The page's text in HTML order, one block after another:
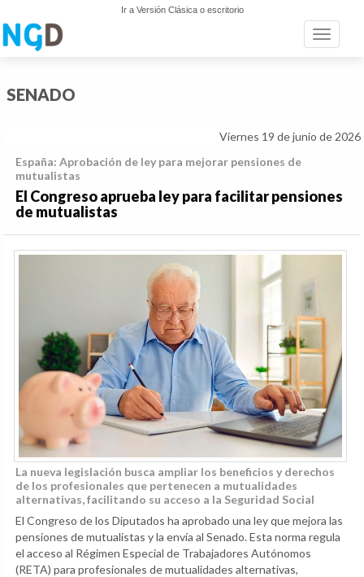
Ir a Versión Clásica o escritorio
Toggle
SENADO
Viernes 19 de junio de 2026
España: Aprobación de ley para mejorar pensiones de
mutualistas
El Congreso aprueba ley para facilitar pensiones
de mutualistas
La nueva legislación busca ampliar los beneficios y derechos
de los profesionales que pertenecen a mutualidades
alternativas, facilitando su acceso a la Seguridad Social
El Congreso de los Diputados ha aprobado una ley que mejora las
pensiones de mutualistas y la envía al Senado. Esta norma regula
el acceso al Régimen Especial de Trabajadores Autónomos
(RETA) para profesionales de mutualidades alternativas,